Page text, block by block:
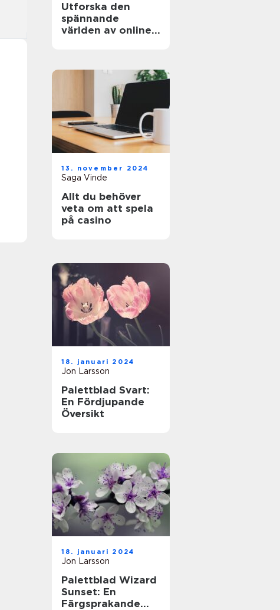
Utforska den
spännande
världen av online-
13. november 2024
Saga Vinde
Allt du behöver
veta om att spela
på casino
18. januari 2024
Jon Larsson
Palettblad Svart:
En Fördjupande
Översikt
18. januari 2024
Jon Larsson
Palettblad Wizard
Sunset: En
Färgsprakande